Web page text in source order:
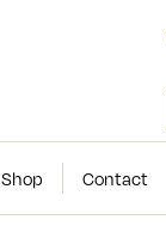
Shop Contact